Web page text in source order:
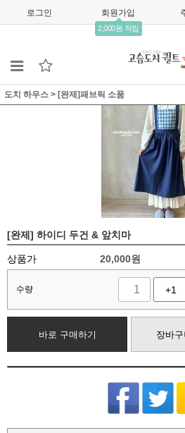
로그인 회원가입
2,000원 적립
도치 하우스 > [완제]패브릭 소품
[완제] 하이디 두건 & 앞치마
상품가 20,000원
수량 +1
바로 구매하기 장바구